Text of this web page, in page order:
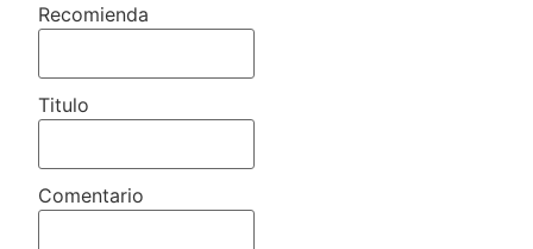
Recomienda
Titulo
Comentario